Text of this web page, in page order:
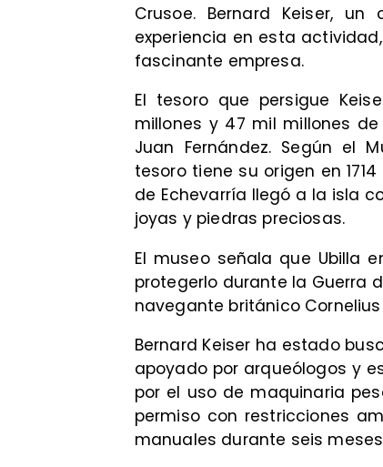
Crusoe. Bernard Keiser,
experiencia en esta
fascinante empresa.
El tesoro que persigue
millones y 47 mil millones
Juan Fernández. Según el
tesoro tiene su origen en
de Echevarría llegó a la isla
joyas y piedras preciosas.
El museo señala que Ubilla
protegerlo durante la Guerra
navegante británico
Bernard Keiser ha estado
apoyado por arqueólogos y
por el uso de maquinaria
permiso con restricciones
manuales durante seis